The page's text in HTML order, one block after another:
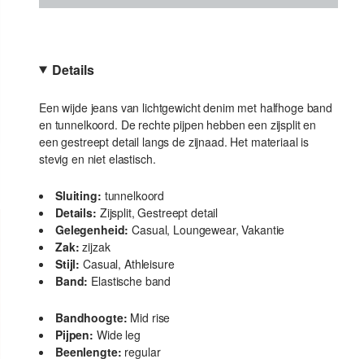
Details
Een wijde jeans van lichtgewicht denim met halfhoge band
en tunnelkoord. De rechte pijpen hebben een zijsplit en
een gestreept detail langs de zijnaad. Het materiaal is
stevig en niet elastisch.
Sluiting: tunnelkoord
Details: Zijsplit, Gestreept detail
Gelegenheid: Casual, Loungewear, Vakantie
Zak: zijzak
Stijl: Casual, Athleisure
Band: Elastische band
Bandhoogte: Mid rise
Pijpen: Wide leg
Beenlengte: regular